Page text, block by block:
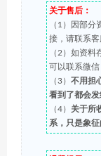
关于售后：
（1）因部分
接，请联系客
（2）如资料
可以联系微
（3） 不用担
看到了都会发
（4） 关于所
系，只是象